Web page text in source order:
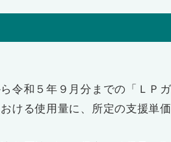
令和５年９月分までの「ＬＰガ
ける使用量に、所定の支援単価